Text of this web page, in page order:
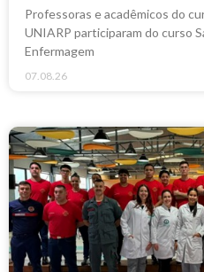
Professoras e acadêmicos do
UNIARP participaram do curso
Enfermagem
07.08.26